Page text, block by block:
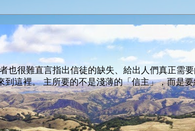
很難直言指出信徒的缺失、給出人們真正需
這裡。 主所要的不是淺薄的「信主」，而是